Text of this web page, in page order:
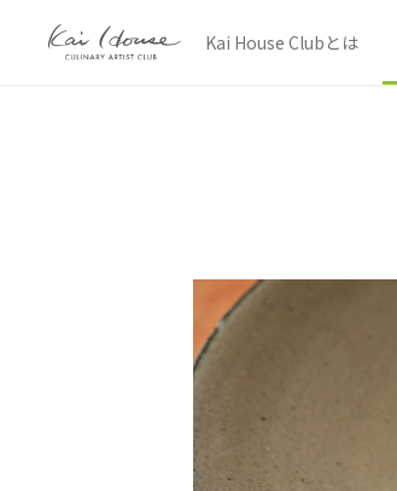
Kai House Clubとは